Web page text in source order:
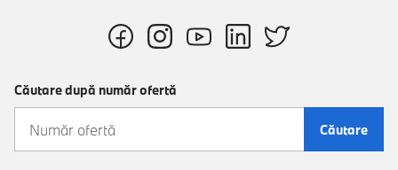
Căutare după număr ofertă
Căutare